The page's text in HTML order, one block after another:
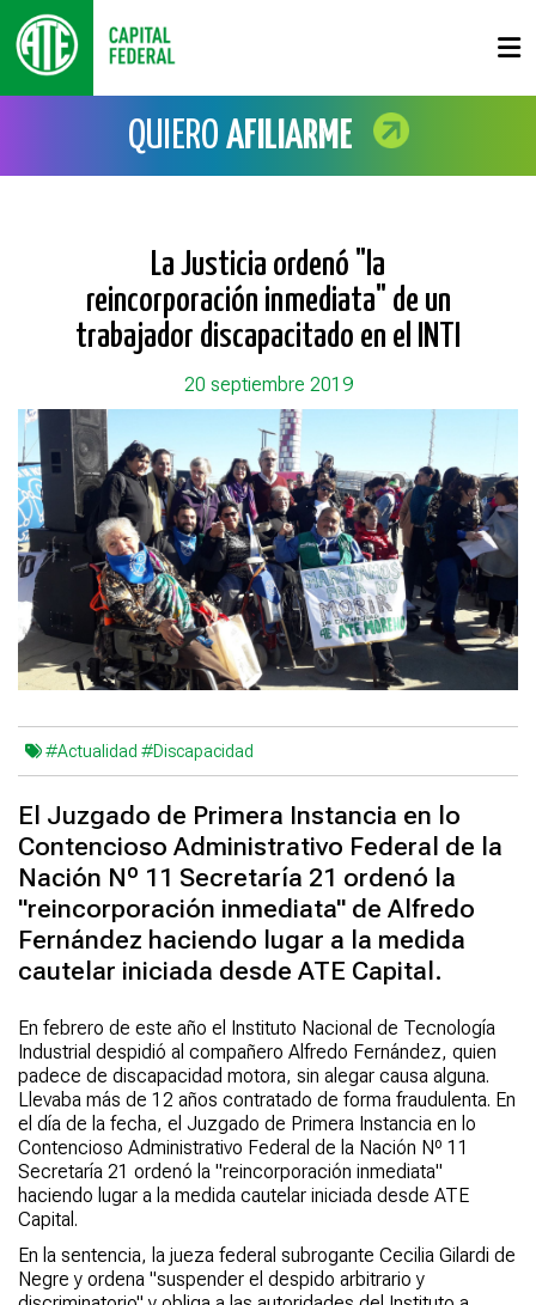
QUIERO AFILIARME
La Justicia ordenó "la
reincorporación inmediata" de un
trabajador discapacitado en el INTI
20 septiembre 2019
#Actualidad #Discapacidad
El Juzgado de Primera Instancia en lo
Contencioso Administrativo Federal de la
Nación Nº 11 Secretaría 21 ordenó la
"reincorporación inmediata" de Alfredo
Fernández haciendo lugar a la medida
cautelar iniciada desde ATE Capital.
En febrero de este año el Instituto Nacional de Tecnología
Industrial despidió al compañero Alfredo Fernández, quien
padece de discapacidad motora, sin alegar causa alguna.
Llevaba más de 12 años contratado de forma fraudulenta. En
el día de la fecha, el Juzgado de Primera Instancia en lo
Contencioso Administrativo Federal de la Nación Nº 11
Secretaría 21 ordenó la "reincorporación inmediata"
haciendo lugar a la medida cautelar iniciada desde ATE
Capital.
En la sentencia, la jueza federal subrogante Cecilia Gilardi de
Negre y ordena "suspender el despido arbitrario y